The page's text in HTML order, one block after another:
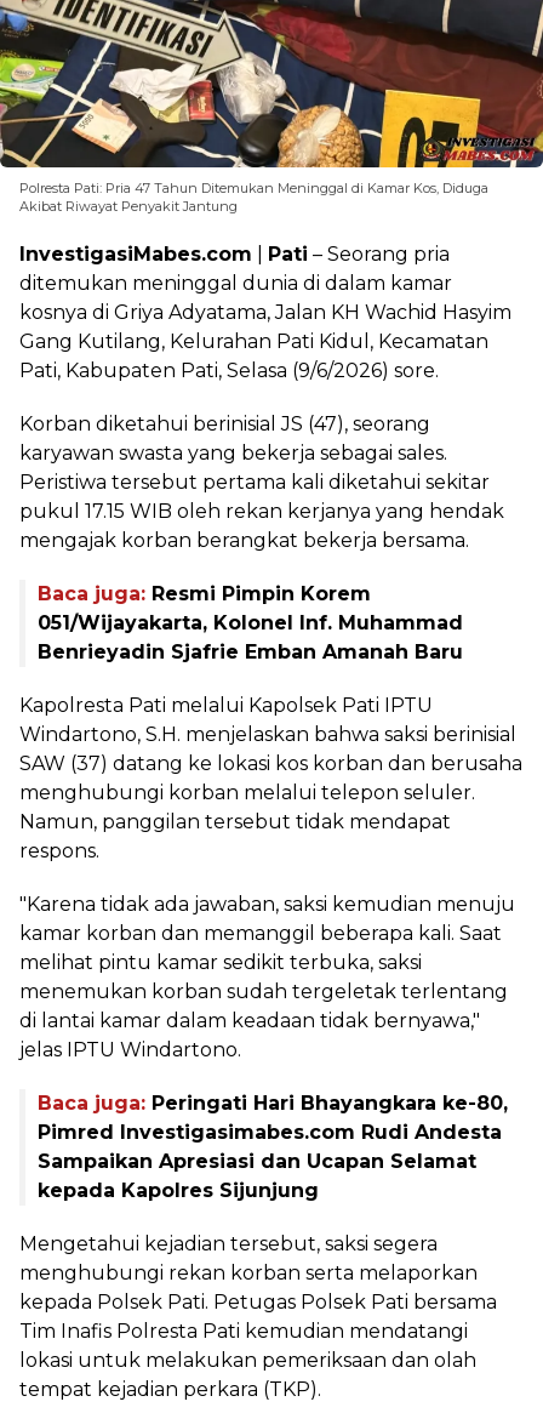
Polresta Pati: Pria 47 Tahun Ditemukan Meninggal di Kamar Kos, Diduga
Akibat Riwayat Penyakit Jantung
InvestigasiMabes.com Pati – Seorang pria
ditemukan meninggal dunia di dalam kamar
kosnya di Griya Adyatama, Jalan KH Wachid Hasyim
Gang Kutilang, Kelurahan Pati Kidul, Kecamatan
Pati, Kabupaten Pati, Selasa (9/6/2026) sore.
Korban diketahui berinisial JS (47), seorang
karyawan swasta yang bekerja sebagai sales.
Peristiwa tersebut pertama kali diketahui sekitar
pukul 17.15 WIB oleh rekan kerjanya yang hendak
mengajak korban berangkat bekerja bersama.
Baca juga: Resmi Pimpin Korem
051/Wijayakarta, Kolonel Inf. Muhammad
Benrieyadin Sjafrie Emban Amanah Baru
Kapolresta Pati melalui Kapolsek Pati IPTU
Windartono, S.H. menjelaskan bahwa saksi berinisial
SAW (37) datang ke lokasi kos korban dan berusaha
menghubungi korban melalui telepon seluler.
Namun, panggilan tersebut tidak mendapat
respons.
"Karena tidak ada jawaban, saksi kemudian menuju
kamar korban dan memanggil beberapa kali. Saat
melihat pintu kamar sedikit terbuka, saksi
menemukan korban sudah tergeletak terlentang
di lantai kamar dalam keadaan tidak bernyawa,"
jelas IPTU Windartono.
Baca juga: Peringati Hari Bhayangkara ke-80,
Pimred Investigasimabes.com Rudi Andesta
Sampaikan Apresiasi dan Ucapan Selamat
kepada Kapolres Sijunjung
Mengetahui kejadian tersebut, saksi segera
menghubungi rekan korban serta melaporkan
kepada Polsek Pati. Petugas Polsek Pati bersama
Tim Inafis Polresta Pati kemudian mendatangi
lokasi untuk melakukan pemeriksaan dan olah
tempat kejadian perkara (TKP).